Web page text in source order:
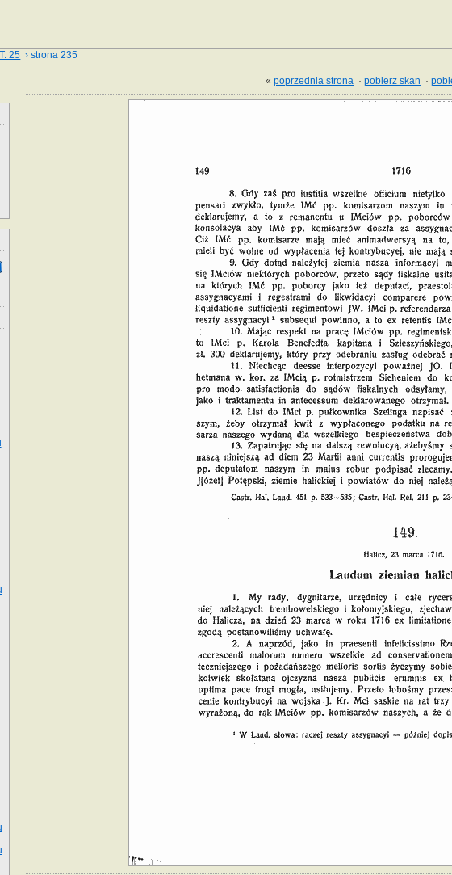
T. 25 › strona 235
«poprzednia strona ·pobierz skan ·